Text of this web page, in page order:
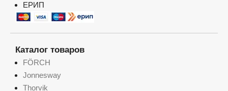
ЕРИП
Каталог товаров
FÖRCH
Jonnesway
Thorvik